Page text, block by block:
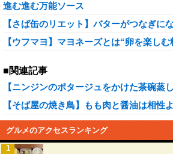
進む進む万能ソース
【さば缶のリエット】バターがつなぎに
【ウフマヨ】マヨネーズとは“卵を楽し
■関連記事
【ニンジンのポタージュをかけた茶碗蒸
【そば屋の焼き鳥】もも肉と醤油は相性
グルメのアクセスランキング
1